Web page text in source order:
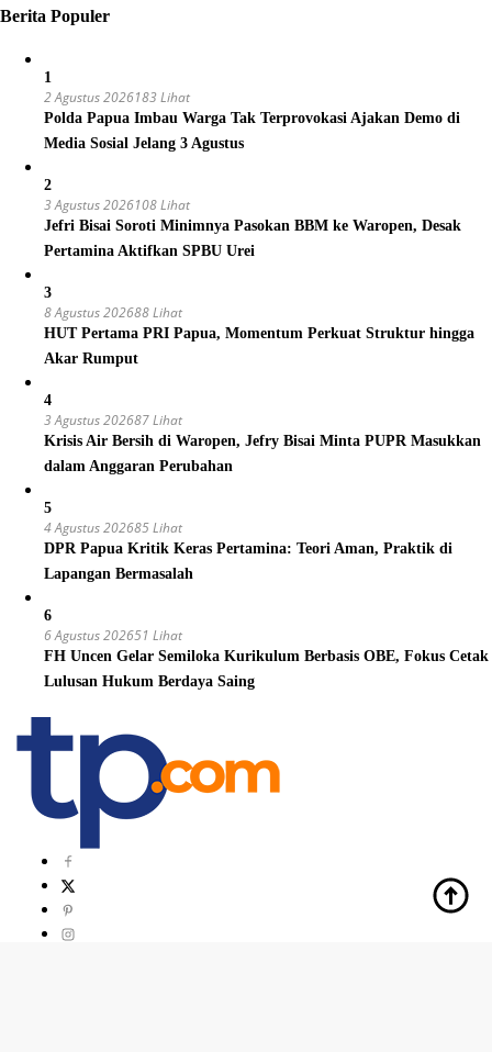
Berita Populer
1
2 Agustus 2026183 Lihat
Polda Papua Imbau Warga Tak Terprovokasi Ajakan Demo di
Media Sosial Jelang 3 Agustus
2
3 Agustus 2026108 Lihat
Jefri Bisai Soroti Minimnya Pasokan BBM ke Waropen, Desak
Pertamina Aktifkan SPBU Urei
3
8 Agustus 202688 Lihat
HUT Pertama PRI Papua, Momentum Perkuat Struktur hingga
Akar Rumput
4
3 Agustus 202687 Lihat
Krisis Air Bersih di Waropen, Jefry Bisai Minta PUPR Masukkan
dalam Anggaran Perubahan
5
4 Agustus 202685 Lihat
DPR Papua Kritik Keras Pertamina: Teori Aman, Praktik di
Lapangan Bermasalah
6
6 Agustus 202651 Lihat
FH Uncen Gelar Semiloka Kurikulum Berbasis OBE, Fokus Cetak
Lulusan Hukum Berdaya Saing